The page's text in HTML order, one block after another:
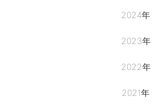
2024年
2023年
2022年
2021年